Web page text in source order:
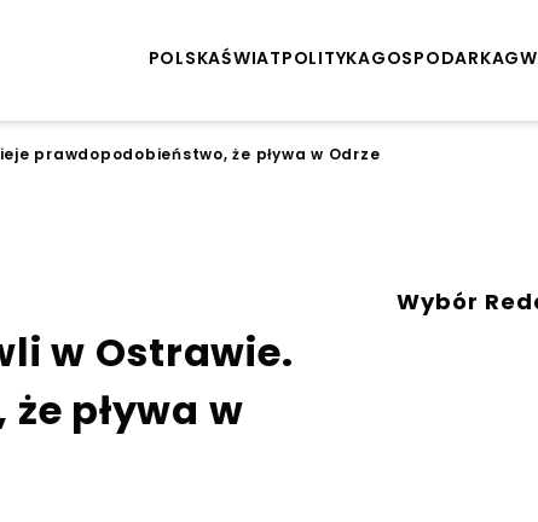
POLSKAŚWIATPOLITYKAGOSPODARKA
prawdopodobieństwo, że pływa w Odrze
w Ostrawie.
pływa w
Wybór